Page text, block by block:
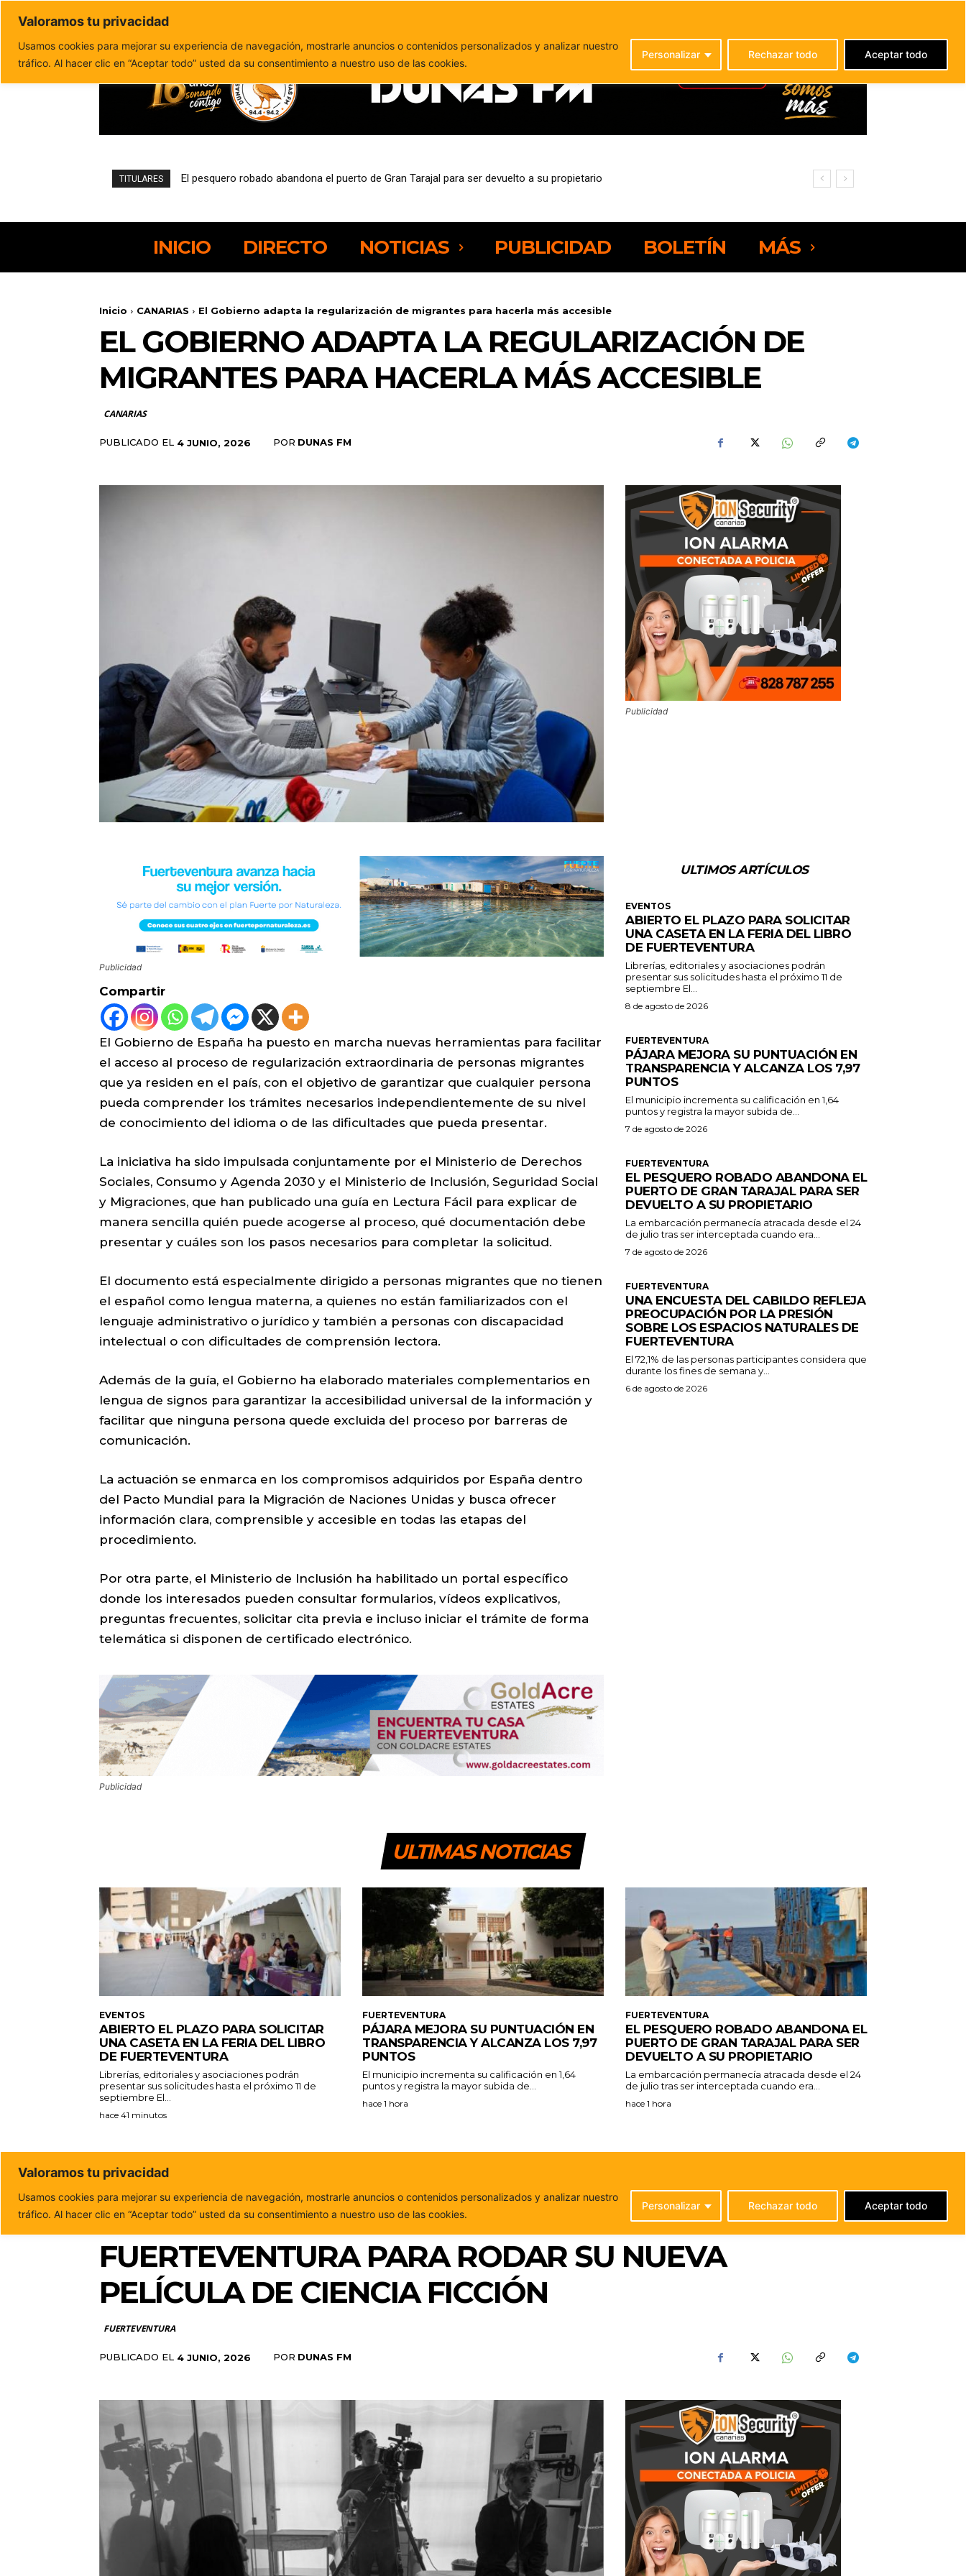
Valoramos tu privacidad
Usamos cookies para mejorar su experiencia de navegación, mostrarle anuncios o contenidos personalizados y analizar nuestro
tráfico. Al hacer clic en “Aceptar todo” usted da su consentimiento a nuestro uso de las cookies.
Personalizar Rechazar todo Aceptar todo
Política de privacidad
TITULARES El pesquero robado abandona el puerto de Gran Tarajal para ser devuelto a su propietario
Una encuesta del Cabildo refleja preocupación por la presión sobre los espacios naturales de Fuerteventura
INICIO DIRECTO NOTICIAS PUBLICIDAD BOLETÍN MÁS
Inicio CANARIAS El Gobierno adapta la regularización de migrantes para hacerla más accesible
EL GOBIERNO ADAPTA LA REGULARIZACIÓN DE
MIGRANTES PARA HACERLA MÁS ACCESIBLE
CANARIAS
PUBLICADO EL 4 JUNIO, 2026 POR DUNAS FM
Publicidad
Publicidad
Compartir
El Gobierno de España ha puesto en marcha nuevas herramientas para facilitar
el acceso al proceso de regularización extraordinaria de personas migrantes
que ya residen en el país, con el objetivo de garantizar que cualquier persona
pueda comprender los trámites necesarios independientemente de su nivel
de conocimiento del idioma o de las dificultades que pueda presentar.
La iniciativa ha sido impulsada conjuntamente por el Ministerio de Derechos
Sociales, Consumo y Agenda 2030 y el Ministerio de Inclusión, Seguridad Social
y Migraciones, que han publicado una guía en Lectura Fácil para explicar de
manera sencilla quién puede acogerse al proceso, qué documentación debe
presentar y cuáles son los pasos necesarios para completar la solicitud.
El documento está especialmente dirigido a personas migrantes que no tienen
el español como lengua materna, a quienes no están familiarizados con el
lenguaje administrativo o jurídico y también a personas con discapacidad
intelectual o con dificultades de comprensión lectora.
Además de la guía, el Gobierno ha elaborado materiales complementarios en
lengua de signos para garantizar la accesibilidad universal de la información y
facilitar que ninguna persona quede excluida del proceso por barreras de
comunicación.
La actuación se enmarca en los compromisos adquiridos por España dentro
del Pacto Mundial para la Migración de Naciones Unidas y busca ofrecer
información clara, comprensible y accesible en todas las etapas del
procedimiento.
Por otra parte, el Ministerio de Inclusión ha habilitado un portal específico
donde los interesados pueden consultar formularios, vídeos explicativos,
preguntas frecuentes, solicitar cita previa e incluso iniciar el trámite de forma
telemática si disponen de certificado electrónico.
Publicidad
ULTIMOS ARTÍCULOS
EVENTOS
ABIERTO EL PLAZO PARA SOLICITAR
UNA CASETA EN LA FERIA DEL LIBRO
DE FUERTEVENTURA
Librerías, editoriales y asociaciones podrán
presentar sus solicitudes hasta el próximo 11 de
septiembre El...
8 de agosto de 2026
FUERTEVENTURA
PÁJARA MEJORA SU PUNTUACIÓN EN
TRANSPARENCIA Y ALCANZA LOS 7,97
PUNTOS
El municipio incrementa su calificación en 1,64
puntos y registra la mayor subida de...
7 de agosto de 2026
FUERTEVENTURA
EL PESQUERO ROBADO ABANDONA EL
PUERTO DE GRAN TARAJAL PARA SER
DEVUELTO A SU PROPIETARIO
La embarcación permanecía atracada desde el 24
de julio tras ser interceptada cuando era...
7 de agosto de 2026
FUERTEVENTURA
UNA ENCUESTA DEL CABILDO REFLEJA
PREOCUPACIÓN POR LA PRESIÓN
SOBRE LOS ESPACIOS NATURALES DE
FUERTEVENTURA
El 72,1% de las personas participantes considera que
durante los fines de semana y...
6 de agosto de 2026
ULTIMAS NOTICIAS
EVENTOS
ABIERTO EL PLAZO PARA SOLICITAR
UNA CASETA EN LA FERIA DEL LIBRO
DE FUERTEVENTURA
Librerías, editoriales y asociaciones podrán
presentar sus solicitudes hasta el próximo 11 de
septiembre El...
hace 41 minutos
FUERTEVENTURA
PÁJARA MEJORA SU PUNTUACIÓN EN
TRANSPARENCIA Y ALCANZA LOS 7,97
PUNTOS
El municipio incrementa su calificación en 1,64
puntos y registra la mayor subida de...
hace 1 hora
FUERTEVENTURA
EL PESQUERO ROBADO ABANDONA EL
PUERTO DE GRAN TARAJAL PARA SER
DEVUELTO A SU PROPIETARIO
La embarcación permanecía atracada desde el 24
de julio tras ser interceptada cuando era...
hace 1 hora